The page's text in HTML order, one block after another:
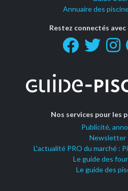
Annuaire des
Restez connectés
Nos services pour les
Publicité,
Newsletter
L'actualité PRO du marché :
Le guide des
Le guide des